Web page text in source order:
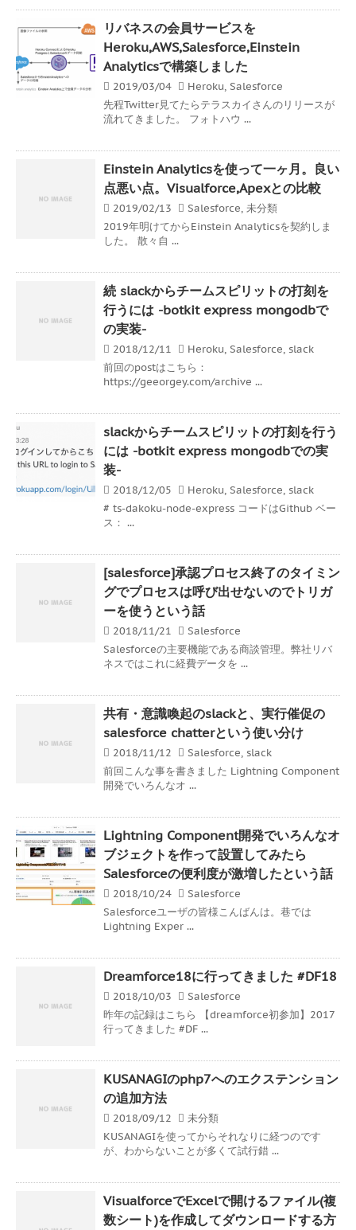
リバネスの会員サービスを
Heroku,AWS,Salesforce,Einstein
Analyticsで構築しました
2019/03/04 Heroku, Salesforce
先程Twitter見てたらテラスカイさんのリリースが
流れてきました。 フォトハウ ...
Einstein Analyticsを使って一ヶ月。良い
点悪い点。Visualforce,Apexとの比較
2019/02/13 Salesforce, 未分類
2019年明けてからEinstein Analyticsを契約しま
した。 散々自 ...
続 slackからチームスピリットの打刻を
行うには -botkit express mongodbで
の実装-
2018/12/11 Heroku, Salesforce, slack
前回のpostはこちら：
https://geeorgey.com/archive ...
slackからチームスピリットの打刻を行う
には -botkit express mongodbでの実
装-
2018/12/05 Heroku, Salesforce, slack
# ts-dakoku-node-express コードはGithub ベー
ス： ...
[salesforce]承認プロセス終了のタイミン
グでプロセスは呼び出せないのでトリガ
ーを使うという話
2018/11/21
Salesforce
Salesforceの主要機能である商談管理。弊社リバ
ネスではこれに経費データを ...
共有・意識喚起のslackと、実行催促の
salesforce chatterという使い分け
2018/11/12 Salesforce, slack
前回こんな事を書きました Lightning Component
開発でいろんなオ ...
Lightning Component開発でいろんなオ
ブジェクトを作って設置してみたら
Salesforceの便利度が激増したという話
2018/10/24
Salesforce
Salesforceユーザの皆様こんばんは。巷では
Lightning Exper ...
Dreamforce18に行ってきました #DF18
2018/10/03
Salesforce
昨年の記録はこちら 【dreamforce初参加】2017
行ってきました #DF ...
KUSANAGIのphp7へのエクステンション
の追加方法
2018/09/12
未分類
KUSANAGIを使ってからそれなりに経つのです
が、わからないことが多くて試行錯 ...
VisualforceでExcelで開けるファイル(複
数シート)を作成してダウンロードする方